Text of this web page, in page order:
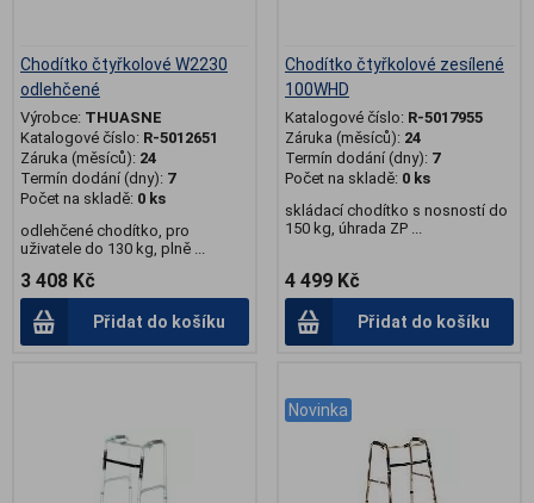
Chodítko čtyřkolové W2230
odlehčené
Výrobce: THUASNE
Katalogové číslo: R-5012651
Záruka (měsíců): 24
Termín dodání (dny): 7
Počet na skladě: 0 ks
odlehčené chodítko, pro
uživatele do 130 kg, plně ...
3 408 Kč
Přidat do košíku
Chodítko čtyřkolové zesílené
100WHD
Katalogové číslo: R-5017955
Záruka (měsíců): 24
Termín dodání (dny): 7
Počet na skladě: 0 ks
skládací chodítko s nosností do
150 kg, úhrada ZP ...
4 499 Kč
Přidat do košíku
Novinka